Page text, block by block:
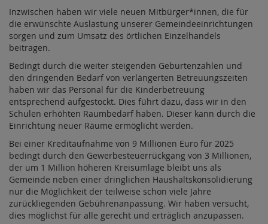
Inzwischen haben wir viele neuen Mitbürger*innen, die für
die erwünschte Auslastung unserer Gemeindeeinrichtungen
sorgen und zum Umsatz des örtlichen Einzelhandels
beitragen.
Bedingt durch die weiter steigenden Geburtenzahlen und
den dringenden Bedarf von verlängerten Betreuungszeiten
haben wir das Personal für die Kinderbetreuung
entsprechend aufgestockt. Dies führt dazu, dass wir in den
Schulen erhöhten Raumbedarf haben. Dieser kann durch die
Einrichtung neuer Räume ermöglicht werden.
Bei einer Kreditaufnahme von 9 Millionen Euro für 2025
bedingt durch den Gewerbesteuerrückgang von 3 Millionen,
der um 1 Million höheren Kreisumlage bleibt uns als
Gemeinde neben einer dringlichen Haushaltskonsolidierung
nur die Möglichkeit der teilweise schon viele Jahre
zurückliegenden Gebührenanpassung. Wir haben versucht,
dies möglichst für alle gerecht und erträglich anzupassen.